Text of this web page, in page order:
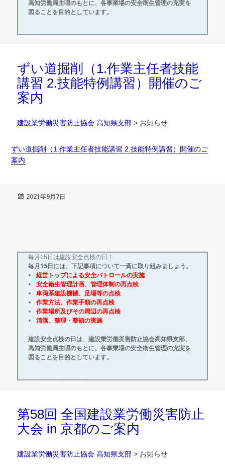
高知労働局主唱のもとに、各事業場の安全衛生管理の充実を
図ることを目的としています。
ずい道掘削（1.作業主任者技能
講習 2.技能特例講習）開催のご
案内
建設業労働災害防止協会 高知県支部 > お知らせ
ずい道掘削（1.作業主任者技能講習 2.技能特例講習）開催のご
案内
投
2021年9月7日
毎月15日は建設安全点検の日！
毎月15日には、下記事項について一斉に取り組みましょう。
経営トップによる安全パトロールの実施
安全衛生管理計画、管理体制の再点検
車両系建設機械、足場等の点検
作業方法、作業手順の再点検
作業場所及びその周辺の再点検
清潔、整理・整頓の実施
建設安全点検の日は、建設業労働災害防止協会高知県支部、
高知労働局主唱のもとに、各事業場の安全衛生管理の充実を
図ることを目的としています。
第58回 全国建設業労働災害防止
大会 in 京都のご案内
建設業労働災害防止協会 高知県支部 > お知らせ